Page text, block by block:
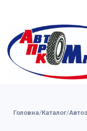
Головна/Каталог/